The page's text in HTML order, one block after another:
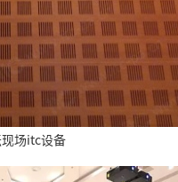
场itc设备